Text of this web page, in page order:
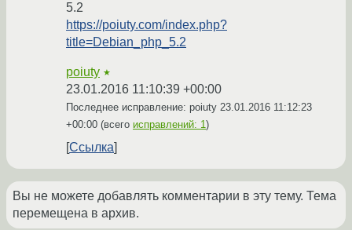
5.2
https://poiuty.com/index.php?
title=Debian_php_5.2
poiuty ★
23.01.2016 11:10:39 +00:00
Последнее исправление: poiuty 23.01.2016 11:12:23
+00:00 (всего исправлений: 1)
Ссылка
Вы не можете добавлять комментарии в эту тему. Тема
перемещена в архив.